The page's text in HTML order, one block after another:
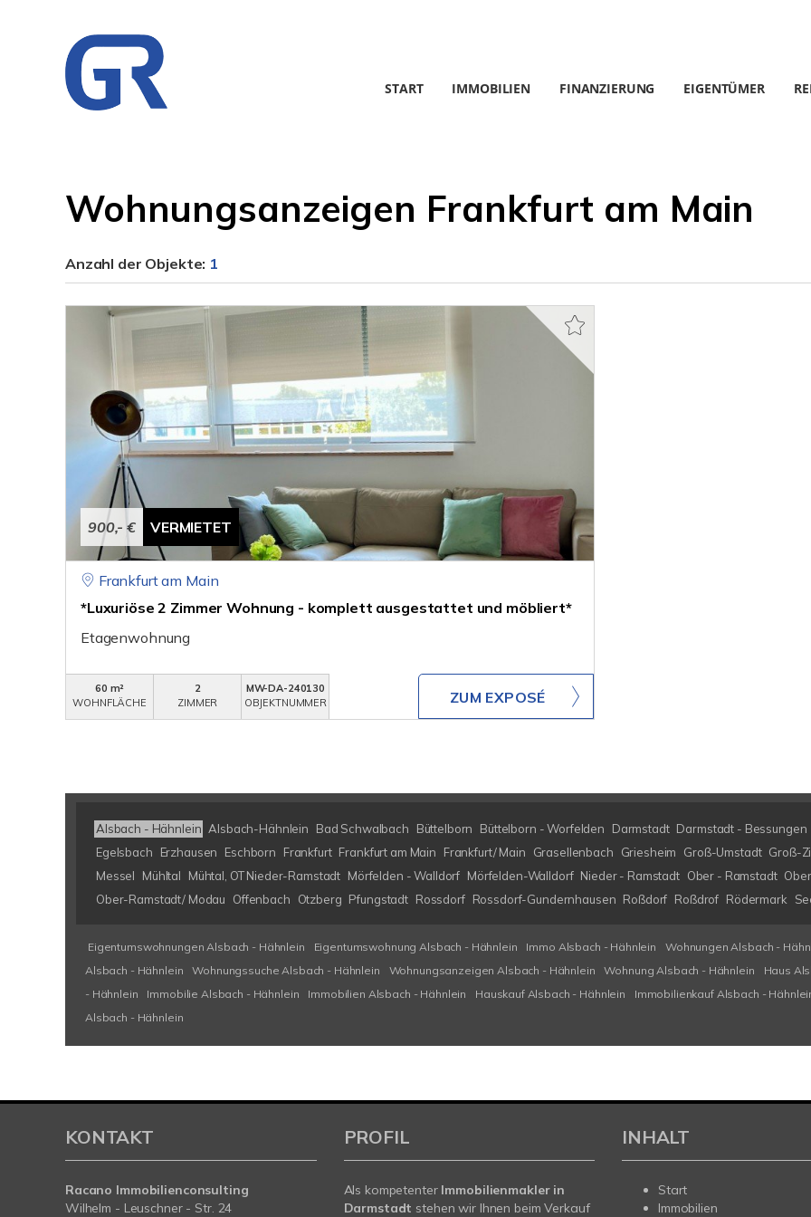
START IMMOBILIEN FINANZIERUNG EIGENTÜMER
Wohnungsanzeigen Frankfurt am Main
Anzahl der Objekte: 1
900,- € VERMIETET
Frankfurt am Main
*Luxuriöse 2 Zimmer Wohnung - komplett ausgestattet und möbliert*
Etagenwohnung
60 m²
WOHNFLÄCHE
2
ZIMMER
MW-DA-240130
OBJEKTNUMMER
ZUM EXPOSÉ
Alsbach - Hähnlein Alsbach-Hähnlein Bad Schwalbach Büttelborn Büttelborn - Worfelden Darmstadt Darmstadt - Bessungen
Egelsbach
Erzhausen Eschborn Frankfurt Frankfurt am Main Frankfurt/ Main Grasellenbach Griesheim Groß-Umstadt Groß-
Messel
Mühltal Mühtal, OT Nieder-Ramstadt Mörfelden - Walldorf Mörfelden-Walldorf Nieder - Ramstadt Ober - Ramstadt
Ober-Ramstadt/ Modau
Offenbach Otzberg Pfungstadt Rossdorf Rossdorf-Gundernhausen Roßdorf Roßdrof Rödermark
Eigentumswohnungen Alsbach - Hähnlein Eigentumswohnung Alsbach - Hähnlein Immo Alsbach - Hähnlein Wohnungen Alsbach -
Alsbach - Hähnlein
Wohnungssuche Alsbach - Hähnlein Wohnungsanzeigen Alsbach - Hähnlein Wohnung Alsbach - Hähnlein Haus
- Hähnlein
Immobilie Alsbach - Hähnlein Immobilien Alsbach - Hähnlein Hauskauf Alsbach - Hähnlein Immobilienkauf Alsbach -
Alsbach - Hähnlein
KONTAKT
Racano Immobilienconsulting
Wilhelm - Leuschner - Str. 24
PROFIL
Als kompetenter Immobilienmakler in
Darmstadt stehen wir Ihnen beim Verkauf
INHALT
Start
Immobilien